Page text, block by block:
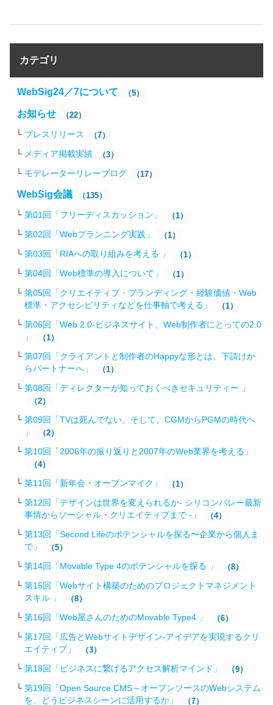
カテゴリ
WebSig24／7について （5）
お知らせ （22）
プレスリリース （7）
メディア掲載実績 （3）
モデレーターリレーブログ （17）
WebSig会議 （135）
第01回「フリーディスカッション」 （1）
第02回「Webプランニング実践」 （1）
第03回「RIAへの取り組みを考える 」 （1）
第04回「Web標準の導入について」 （1）
第05回「クリエイティブ・ブランディング・経験価値・Web
標準・アクセシビリティなどを仕事軸で考える」
（1）
第06回「Web 2.0-ビジネスサイト、Web制作者にとっての2.0
」
（1）
第07回「クライアントと制作者のHappyな形とは。下請けか
らパートナーへ」
（1）
第08回「ディレクターが知っておくべきセキュリティー 」
（2）
第09回「TVは死んでない。そして、CGMからPGMの時代へ
」
（2）
第10回「2006年の振り返りと2007年のWeb業界を考える」
（4）
第11回「新年会・オープンマイク」 （1）
第12回「デザインは世界を変えられるか- シリコンバレー最新
事情からソーシャル・クリエイティブまで -」
（4）
第13回「Second Lifeのポテンシャルを探る〜企業から個人ま
で」
（5）
第14回「Movable Type 4のポテンシャルを探る 」 （8）
第15回「Webサイト構築のためのプロジェクトマネジメント
スキル 」
（8）
第16回「Web屋さんのためのMovable Type4 」 （6）
第17回「広告とWebサイトデザイン-アイデアを実現するクリ
エイティブ」
（3）
第18回「ビジネスに繋げるアクセス解析マインド」 （9）
第19回「Open Source CMS～オープンソースのWebシステム
を、どうビジネスシーンに活用するか」
（7）